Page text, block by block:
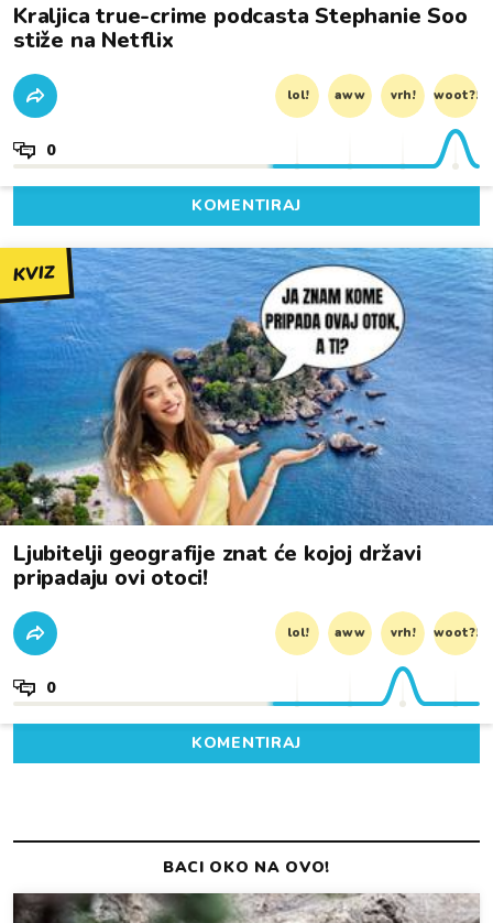
Kraljica true-crime podcasta Stephanie Soo
stiže na Netflix
lol! aww vrh! woot?!
0
KOMENTIRAJ
KVIZ
Ljubitelji geografije znat će kojoj državi
pripadaju ovi otoci!
lol! aww vrh! woot?!
0
KOMENTIRAJ